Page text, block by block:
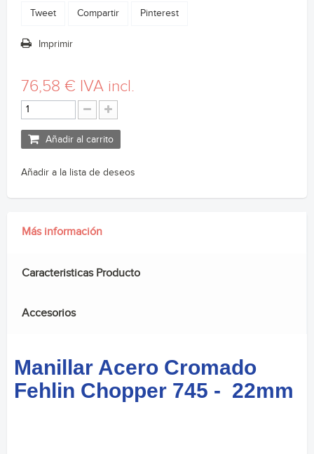
Tweet Compartir Pinterest
Imprimir
76,58 € IVA incl.
Añadir al carrito
Añadir a la lista de deseos
Más información
Caracteristicas Producto
Accesorios
Manillar Acero Cromado
Fehlin Chopper 745 - 22mm